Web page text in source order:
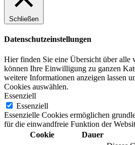
Schließen
Datenschutzeinstellungen
Hier finden Sie eine Übersicht über alle
können Ihre Einwilligung zu ganzen
weitere Informationen anzeigen lassen
Cookies auswählen.
Essenziell
Essenziell
Essenzielle Cookies ermöglichen
für die einwandfreie Funktion der
Cookie
Dauer